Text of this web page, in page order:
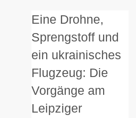
Eine Drohne,
Sprengstoff und
ein ukrainisches
Flugzeug: Die
Vorgänge am
Leipziger